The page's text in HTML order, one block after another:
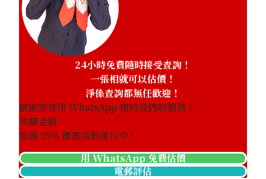
24小時免費隨時接受查詢！
一張相就可以估價！
淨係查詢都無任歡迎！
感謝您使用 WhatsApp 預約我們的服務！
收購金額
加碼35% 優惠活動進行中！
用 WhatsApp 免費估價
電郵評估